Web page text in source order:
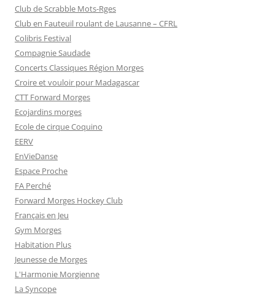
Club de Scrabble Mots-Rges
Club en Fauteuil roulant de Lausanne – CFRL
Colibris Festival
Compagnie Saudade
Concerts Classiques Région Morges
Croire et vouloir pour Madagascar
CTT Forward Morges
Ecojardins morges
Ecole de cirque Coquino
EERV
EnVieDanse
Espace Proche
FA Perché
Forward Morges Hockey Club
Français en Jeu
Gym Morges
Habitation Plus
Jeunesse de Morges
L'Harmonie Morgienne
La Syncope